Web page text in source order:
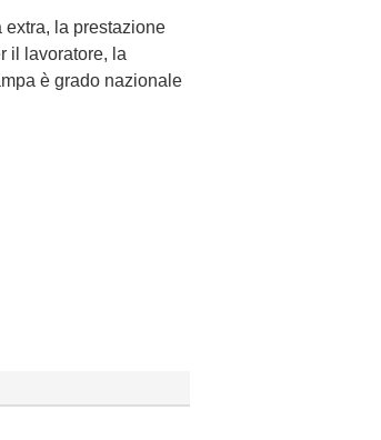
la prestazione
il lavoratore, la
è grado nazionale